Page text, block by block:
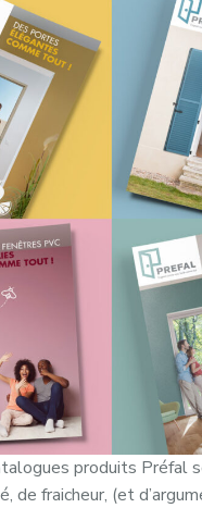
produits Préfal
de fraicheur, (et